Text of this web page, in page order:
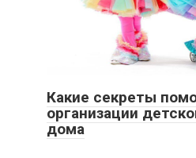
Какие секреты
организации
дома